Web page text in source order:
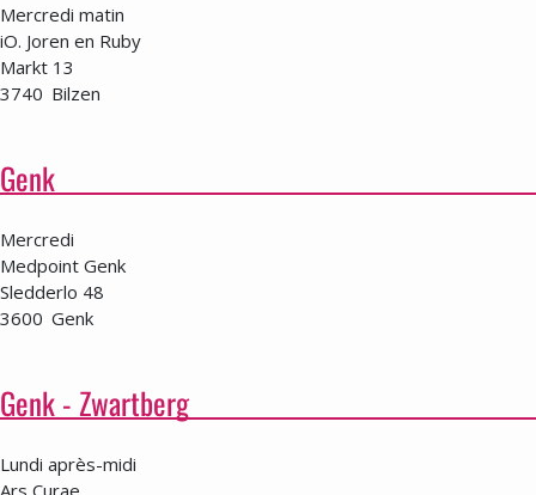
Mercredi matin
iO. Joren en Ruby
Markt 13
3740 Bilzen
Genk
Mercredi
Medpoint Genk
Sledderlo 48
3600 Genk
Genk - Zwartberg
Lundi après-midi
Ars Curae